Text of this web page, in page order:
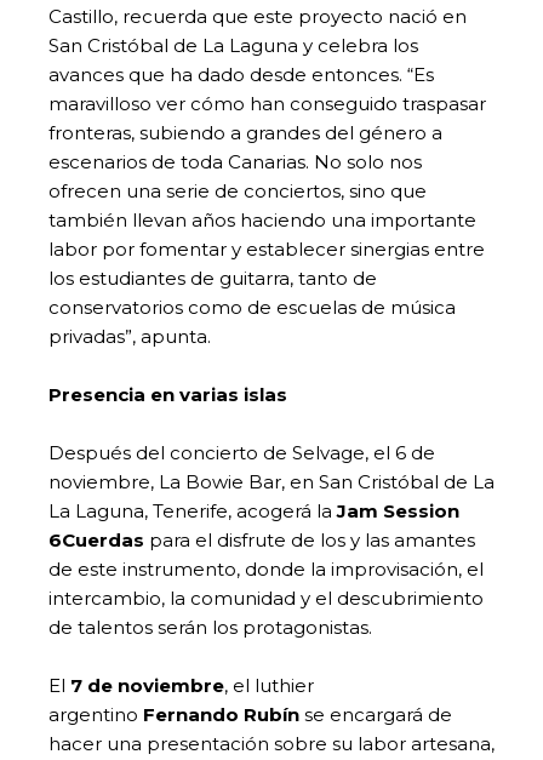
Castillo, recuerda que este proyecto nació en
San Cristóbal de La Laguna y celebra los
avances que ha dado desde entonces. “Es
maravilloso ver cómo han conseguido traspasar
fronteras, subiendo a grandes del género a
escenarios de toda Canarias. No solo nos
ofrecen una serie de conciertos, sino que
también llevan años haciendo una importante
labor por fomentar y establecer sinergias entre
los estudiantes de guitarra, tanto de
conservatorios como de escuelas de música
privadas”, apunta.
Presencia en varias islas
Después del concierto de Selvage, el 6 de
noviembre, La Bowie Bar, en San Cristóbal de La
La Laguna, Tenerife, acogerá laJam Session
6Cuerdas para el disfrute de los y las amantes
de este instrumento, donde la improvisación, el
intercambio, la comunidad y el descubrimiento
de talentos serán los protagonistas.
El 7 de noviembre, el luthier
argentino Fernando Rubín se encargará de
hacer una presentación sobre su labor artesana,